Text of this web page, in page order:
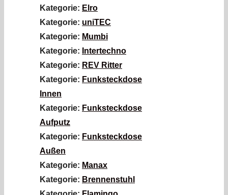
Kategorie: Elro
Kategorie: uniTEC
Kategorie: Mumbi
Kategorie: Intertechno
Kategorie: REV Ritter
Kategorie: Funksteckdose
Innen
Kategorie: Funksteckdose
Aufputz
Kategorie: Funksteckdose
Außen
Kategorie: Manax
Kategorie: Brennenstuhl